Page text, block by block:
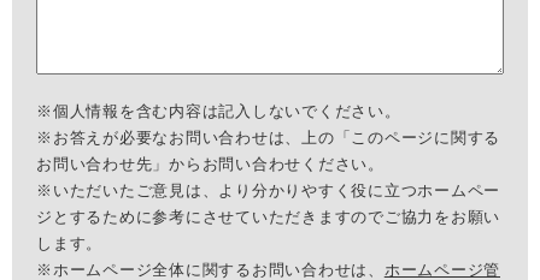
※個人情報を含む内容は記入しないでください。
※お答えが必要なお問い合わせは、上の「このページに関する
お問い合わせ先」からお問い合わせください。
※いただいたご意見は、より分かりやすく役に立つホームペー
ジとするために参考にさせていただきますのでご協力をお願い
します。
※ホームページ全体に関するお問い合わせは、 ホームページ管